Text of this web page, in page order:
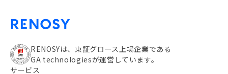
RENOSYは、東証グロース上場企業である
GA technologiesが運営しています。
サービス